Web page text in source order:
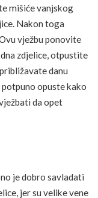
mišiće vanjskog
Nakon toga
vježbu ponovite
zdjelice, otpustite
danu
opuste kako
da opet
je dobro savladati
jer su velike vene